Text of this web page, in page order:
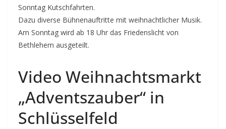
Sonntag Kutschfahrten.
Dazu diverse Bühnenauftritte mit weihnachtlicher Musik.
Am Sonntag wird ab 18 Uhr das Friedenslicht von
Bethlehem ausgeteilt.
Video Weihnachtsmarkt
„Adventszauber“ in
Schlüsselfeld